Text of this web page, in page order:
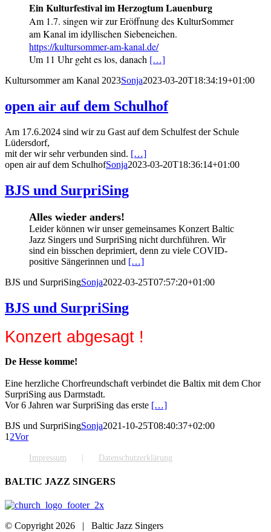
Ein Kulturfestival im Herzogtum Lauenburg
Am 1.7. singen wir zur Eröffnung des KulturSommer
am Kanal im idyllischen Siebeneichen.
https://kultursommer-am-kanal.de/
Um 11 Uhr geht es los, danach […]
Kultursommer am Kanal 2023Sonja2023-03-20T18:34:19+01:00
open air auf dem Schulhof
Am 17.6.2024 sind wir zu Gast auf dem Schulfest der Schule
Lüdersdorf,
mit der wir sehr verbunden sind. […]
open air auf dem SchulhofSonja2023-03-20T18:36:14+01:00
BJS und SurpriSing
Alles wieder anders!
Leider können wir unser gemeinsames Konzert Baltic
Jazz Singers und SurpriSing nicht durchführen. Wir
sind ein bisschen deprimiert, denn zu viele COVID-
positive Sängerinnen und […]
BJS und SurpriSingSonja2022-03-25T07:57:20+01:00
BJS und SurpriSing
Konzert abgesagt !
De Hesse komme!
Eine herzliche Chorfreundschaft verbindet die Baltix mit dem Chor
SurpriSing aus Darmstadt.
Vor 6 Jahren war SurpriSing das erste […]
BJS und SurpriSingSonja2021-10-25T08:40:37+02:00
12Vor
Impressum Datenschutzerklärung
BALTIC JAZZ SINGERS
© Copyright 2026 | Baltic Jazz Singers